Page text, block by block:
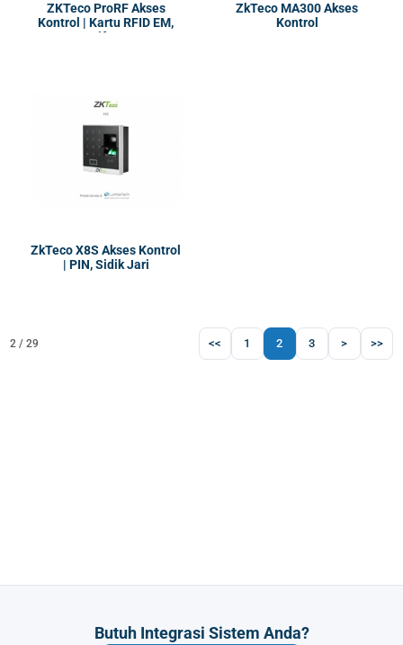
ZKTeco ProRF Akses
Kontrol | Kartu RFID EM,
Mifare
ZkTeco MA300 Akses
Kontrol
ZkTeco X8S Akses Kontrol
| PIN, Sidik Jari
2 / 29 << 1 2 3 > >>
Butuh Integrasi Sistem Anda?